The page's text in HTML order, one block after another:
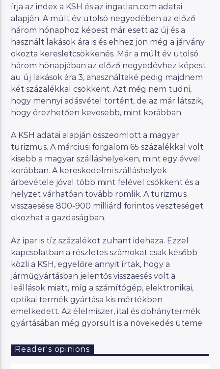
írja az index a KSH és az ingatlan.com adatai
alapján. A múlt év utolsó negyedében az előző
három hónaphoz képest már esett az új és a
használt lakások ára is és ehhez jön még a járvány
okozta keresletcsökkenés. Már a múlt év utolsó
három hónapjában az előző negyedévhez képest
au új lakások ára 3, ahasználtaké pedig majdnem
két százalékkal csökkent. Azt még nem tudni,
hogy mennyi adásvétel történt, de az már látszik,
hogy érezhetően kevesebb, mint korábban.
A KSH adatai alapján összeomlott a magyar
turizmus. A márciusi forgalom 65 százalékkal volt
kisebb a magyar szálláshelyeken, mint egy évvel
korábban. A kereskedelmi szálláshelyek
árbevétele jóval több mint felével csökkent és a
helyzet várhatóan tovább romlik. A turizmus
visszaesése 800-900 milliárd forintos veszteséget
okozhat a gazdaságban.
Az ipar is tíz százalékot zuhant idehaza. Ezzel
kapcsolatban a részletes számokat csak később
közli a KSH, egyelőre annyit írtak, hogy a
járműgyártásban jelentős visszaesés volt a
leállások miatt, míg a számítógép, elektronikai,
optikai termék gyártása kis mértékben
emelkedett. Az élelmiszer, ital és dohánytermék
gyártásában még gyorsult is a növekedés üteme.
Reader's opinions